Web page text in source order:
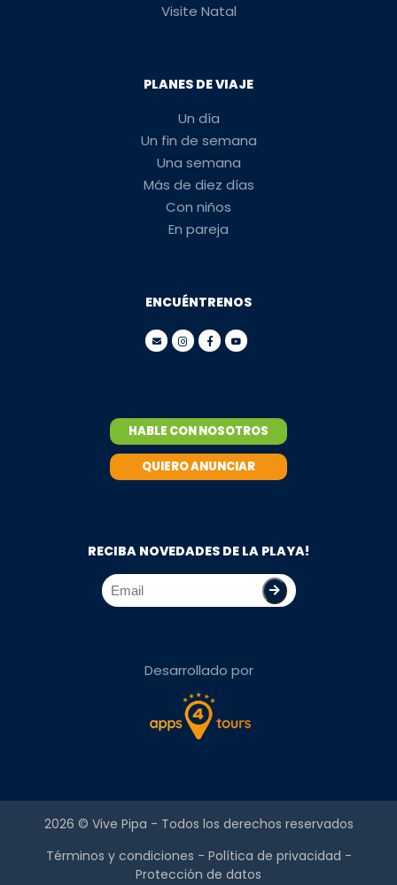
Visite Natal
PLANES DE VIAJE
Un día
Un fin de semana
Una semana
Más de diez días
Con niños
En pareja
ENCUÉNTRENOS
HABLE CON NOSOTROS
QUIERO ANUNCIAR
RECIBA NOVEDADES DE LA PLAYA!
Desarrollado por
2026 © Vive Pipa - Todos los derechos reservados
Términos y condiciones - Política de privacidad -
Protección de datos